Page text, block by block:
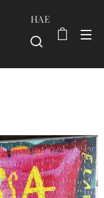
HAE